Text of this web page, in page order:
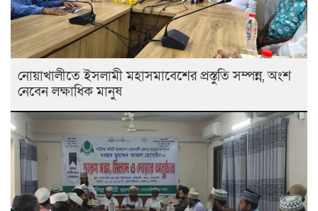
নোয়াখালীতে ইসলামী মহাসমাবেশের প্রস্তুতি সম্পন্ন, অংশ
নেবেন লক্ষাধিক মানুষ